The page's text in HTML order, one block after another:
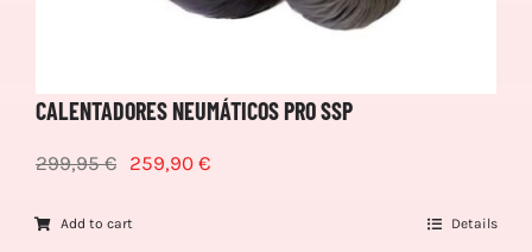
CALENTADORES NEUMÁTICOS PRO SSP
299,95€ 259,90 €
Add to cart Details